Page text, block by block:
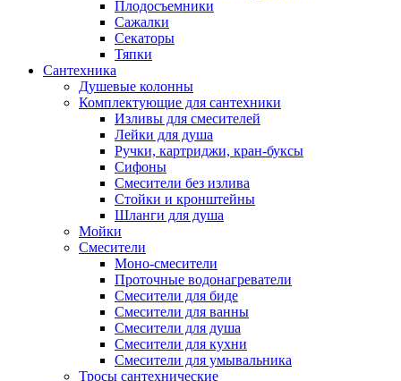
Плодосъемники
Сажалки
Секаторы
Тяпки
Сантехника
Душевые колонны
Комплектующие для сантехники
Изливы для смесителей
Лейки для душа
Ручки, картриджи, кран-буксы
Сифоны
Смесители без излива
Стойки и кронштейны
Шланги для душа
Мойки
Смесители
Моно-смесители
Проточные водонагреватели
Смесители для биде
Смесители для ванны
Смесители для душа
Смесители для кухни
Смесители для умывальника
Тросы сантехнические